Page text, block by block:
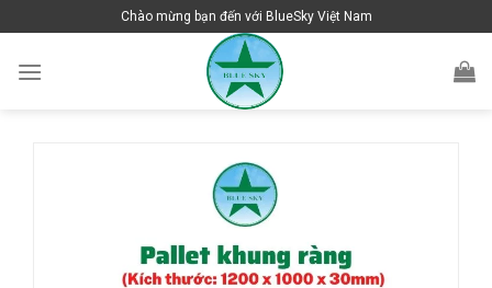
to
content
Chào mừng bạn đến với BlueSky Việt Nam